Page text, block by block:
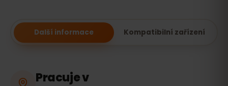
Další informace Kompatibilní zařízení
Pracuje v